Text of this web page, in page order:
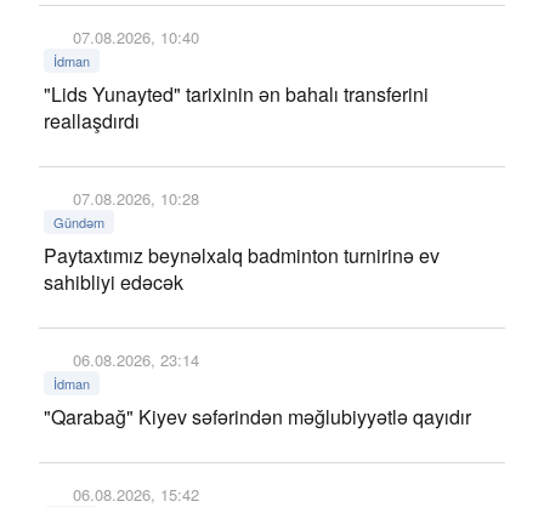
07.08.2026, 10:40
İdman
"Lids Yunayted" tarixinin ən bahalı transferini
reallaşdırdı
07.08.2026, 10:28
Gündəm
Paytaxtımız beynəlxalq badminton turnirinə ev
sahibliyi edəcək
06.08.2026, 23:14
İdman
"Qarabağ" Kiyev səfərindən məğlubiyyətlə qayıdır
06.08.2026, 15:42